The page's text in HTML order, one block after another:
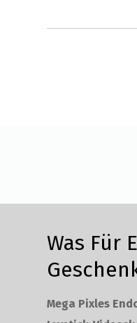
Was Für
Mega Pixles